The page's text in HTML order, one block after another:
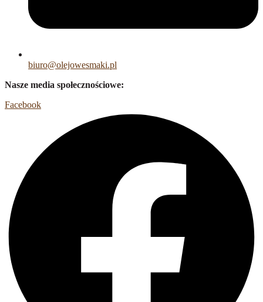
biuro@olejowesmaki.pl
Nasze media społecznościowe:
Facebook